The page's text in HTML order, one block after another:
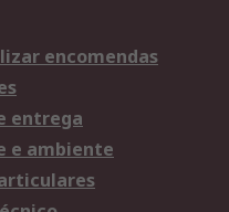
encomendas
entrega
e ambiente